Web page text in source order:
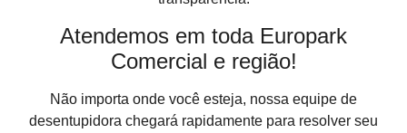
Atendemos em toda Europark
Comercial e região!
Não importa onde você esteja, nossa equipe de
desentupidora chegará rapidamente para resolver seu